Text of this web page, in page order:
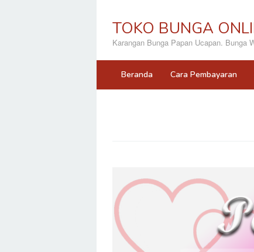
TOKO BUNGA
Karangan Bunga Papan Ucapan. Bunga
Beranda Cara Pembayaran